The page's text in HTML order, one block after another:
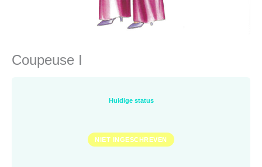
Coupeuse I
Huidige status
NIET INGESCHREVEN